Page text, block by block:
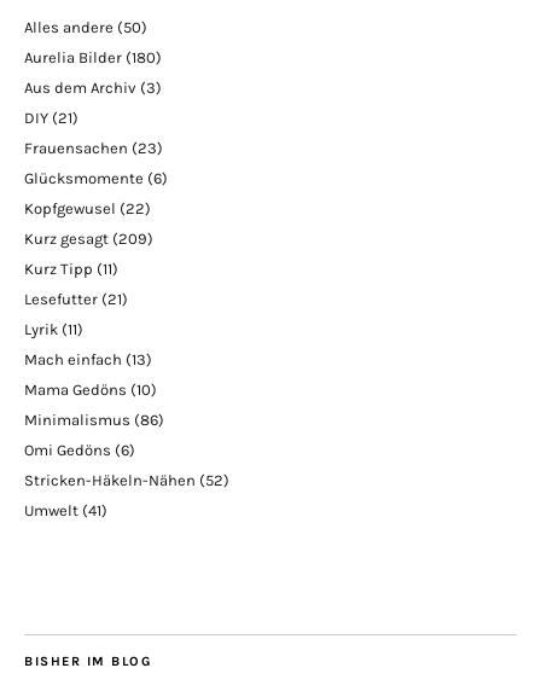
Alles andere (50)
Aurelia Bilder (180)
Aus dem Archiv (3)
DIY (21)
Frauensachen (23)
Glücksmomente (6)
Kopfgewusel (22)
Kurz gesagt (209)
Kurz Tipp (11)
Lesefutter (21)
Lyrik (11)
Mach einfach (13)
Mama Gedöns (10)
Minimalismus (86)
Omi Gedöns (6)
Stricken-Häkeln-Nähen (52)
Umwelt (41)
BISHER IM BLOG